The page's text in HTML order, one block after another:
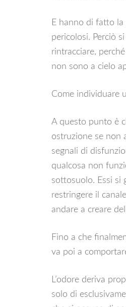
E hanno di fatto
pericolosi. Perciò
rintracciare,
non sono a cielo
Come individuare
A questo punto è
ostruzione se non
segnali di
qualcosa non
sottosuolo. Essi si
restringere il
andare a creare
Fino a che
va poi a
L’odore deriva
solo di